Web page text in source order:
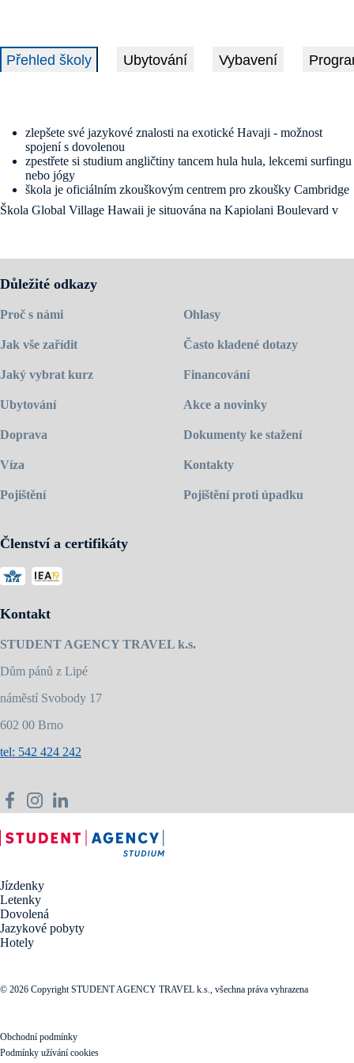
Přehled školy Ubytování Vybavení
zlepšete své jazykové znalosti na exotické Havaji - možnost
spojení s dovolenou
zpestřete si studium angličtiny tancem hula hula, lekcemi surfingu
nebo jógy
škola je oficiálním zkouškovým centrem pro zkoušky Cambridge
Škola Global Village Hawaii je situována na Kapiolani Boulevard v
školy. Letiště je vzdáleno cca 25 minut jízdy autem od školy. Stanete
se zde součástí Global Village rodiny, kde je hlavním jazykem právě
angličtina.
Navštivte
domovskou stránku školy
Důležité odkazy
Proč s námi
Jak vše zařídit
Jaký vybrat kurz
Ubytování
Doprava
Víza
Pojištění
Ohlasy
Často kladené dotazy
Financování
Akce a novinky
Dokumenty ke stažení
Kontakty
Pojištění proti úpadku
Členství a certifikáty
Kontakt
STUDENT AGENCY TRAVEL k.s.
Dům pánů z Lipé
náměstí Svobody 17
602 00 Brno
tel: 542 424 242
Jízdenky
Letenky
Dovolená
Jazykové pobyty
Hotely
© 2026 Copyright STUDENT AGENCY TRAVEL k.s., všechna práva vyhrazena
Obchodní podmínky
Podmínky užívání cookies